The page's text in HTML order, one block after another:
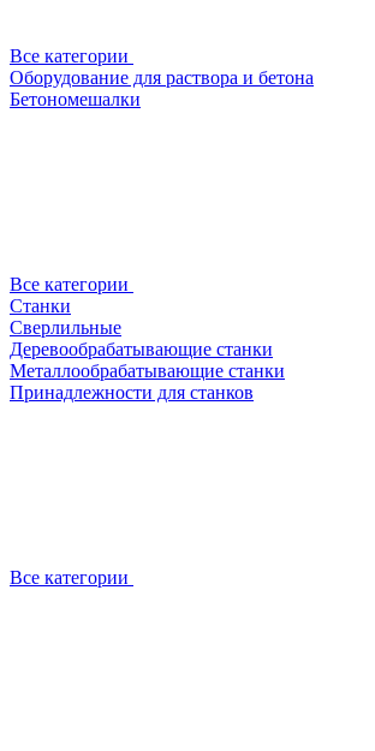
Все категории
Оборудование для раствора и бетона
Бетономешалки
Все категории
Станки
Сверлильные
Деревообрабатывающие станки
Металлообрабатывающие станки
Принадлежности для станков
Все категории